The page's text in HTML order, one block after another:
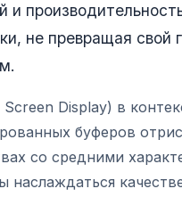
и
не превращая
Screen Display) в
буферов
со средними
наслаждаться